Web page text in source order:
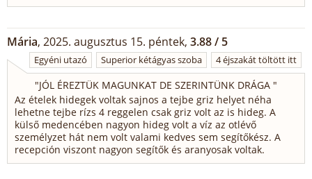
Mária, 2025. augusztus 15. péntek, 3.88 / 5
Egyéni utazó Superior kétágyas szoba 4 éjszakát töltött itt
"JÓL ÉREZTÜK MAGUNKAT DE SZERINTÜNK DRÁGA "
Az ételek hidegek voltak sajnos a tejbe griz helyet néha
lehetne tejbe rízs 4 reggelen csak griz volt az is hideg. A
külső medencében nagyon hideg volt a víz az otlévő
személyzet hát nem volt valami kedves sem segítőkész. A
recepción viszont nagyon segítők és aranyosak voltak.